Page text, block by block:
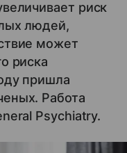
риск
людей,
может
риска
пришла
Работа
Psychiatry.